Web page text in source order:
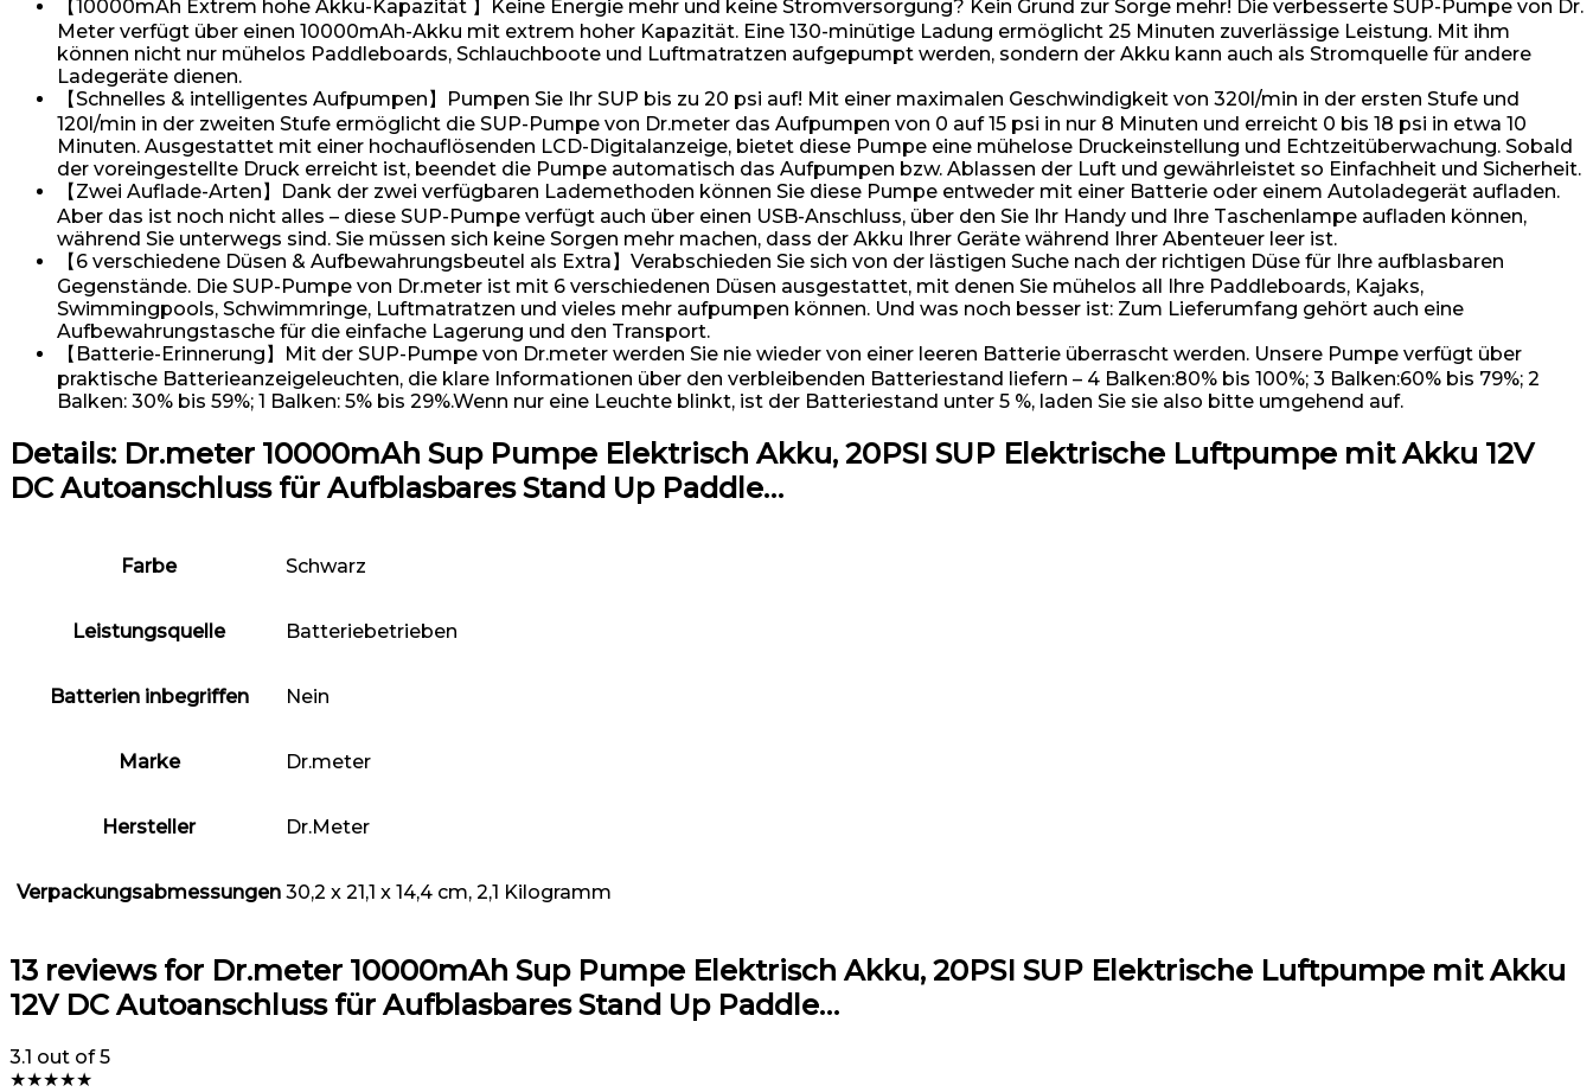
【10000mAh Extrem hohe Akku-Kapazität 】Keine Energie mehr und keine Stromversorgung? Kein Grund zur Sorge mehr! Die verbesserte SUP-Pumpe von Dr.
Meter verfügt über einen 10000mAh-Akku mit extrem hoher Kapazität. Eine 130-minütige Ladung ermöglicht 25 Minuten zuverlässige Leistung. Mit ihm
können nicht nur mühelos Paddleboards, Schlauchboote und Luftmatratzen aufgepumpt werden, sondern der Akku kann auch als Stromquelle für andere
Ladegeräte dienen.
【Schnelles & intelligentes Aufpumpen】Pumpen Sie Ihr SUP bis zu 20 psi auf! Mit einer maximalen Geschwindigkeit von 320l/min in der ersten Stufe und
120l/min in der zweiten Stufe ermöglicht die SUP-Pumpe von Dr.meter das Aufpumpen von 0 auf 15 psi in nur 8 Minuten und erreicht 0 bis 18 psi in etwa 10
Minuten. Ausgestattet mit einer hochauflösenden LCD-Digitalanzeige, bietet diese Pumpe eine mühelose Druckeinstellung und Echtzeitüberwachung. Sobald
der voreingestellte Druck erreicht ist, beendet die Pumpe automatisch das Aufpumpen bzw. Ablassen der Luft und gewährleistet so Einfachheit und Sicherheit.
【Zwei Auflade-Arten】Dank der zwei verfügbaren Lademethoden können Sie diese Pumpe entweder mit einer Batterie oder einem Autoladegerät aufladen.
Aber das ist noch nicht alles – diese SUP-Pumpe verfügt auch über einen USB-Anschluss, über den Sie Ihr Handy und Ihre Taschenlampe aufladen können,
während Sie unterwegs sind. Sie müssen sich keine Sorgen mehr machen, dass der Akku Ihrer Geräte während Ihrer Abenteuer leer ist.
【6 verschiedene Düsen & Aufbewahrungsbeutel als Extra】Verabschieden Sie sich von der lästigen Suche nach der richtigen Düse für Ihre aufblasbaren
Gegenstände. Die SUP-Pumpe von Dr.meter ist mit 6 verschiedenen Düsen ausgestattet, mit denen Sie mühelos all Ihre Paddleboards, Kajaks,
Swimmingpools, Schwimmringe, Luftmatratzen und vieles mehr aufpumpen können. Und was noch besser ist: Zum Lieferumfang gehört auch eine
Aufbewahrungstasche für die einfache Lagerung und den Transport.
【Batterie-Erinnerung】Mit der SUP-Pumpe von Dr.meter werden Sie nie wieder von einer leeren Batterie überrascht werden. Unsere Pumpe verfügt über
praktische Batterieanzeigeleuchten, die klare Informationen über den verbleibenden Batteriestand liefern – 4 Balken:80% bis 100%; 3 Balken:60% bis 79%; 2
Balken: 30% bis 59%; 1 Balken: 5% bis 29%.Wenn nur eine Leuchte blinkt, ist der Batteriestand unter 5 %, laden Sie sie also bitte umgehend auf.
Details: Dr.meter 10000mAh Sup Pumpe Elektrisch Akku, 20PSI SUP Elektrische Luftpumpe mit Akku 12V
DC Autoanschluss für Aufblasbares Stand Up Paddle…
Farbe ‎Schwarz
Leistungsquelle ‎Batteriebetrieben
Batterien inbegriffen ‎Nein
Marke ‎Dr.meter
Hersteller ‎Dr.Meter
Verpackungsabmessungen ‎30,2 x 21,1 x 14,4 cm, 2,1 Kilogramm
13 reviews for Dr.meter 10000mAh Sup Pumpe Elektrisch Akku, 20PSI SUP Elektrische Luftpumpe mit Akku
12V DC Autoanschluss für Aufblasbares Stand Up Paddle…
3.1 out of 5
★★★★★